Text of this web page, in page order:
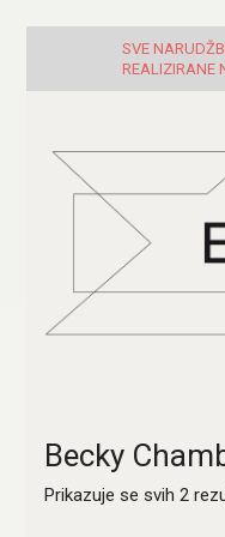
SVE
REALIZIRANE
Becky
Prikazuje se svih 2